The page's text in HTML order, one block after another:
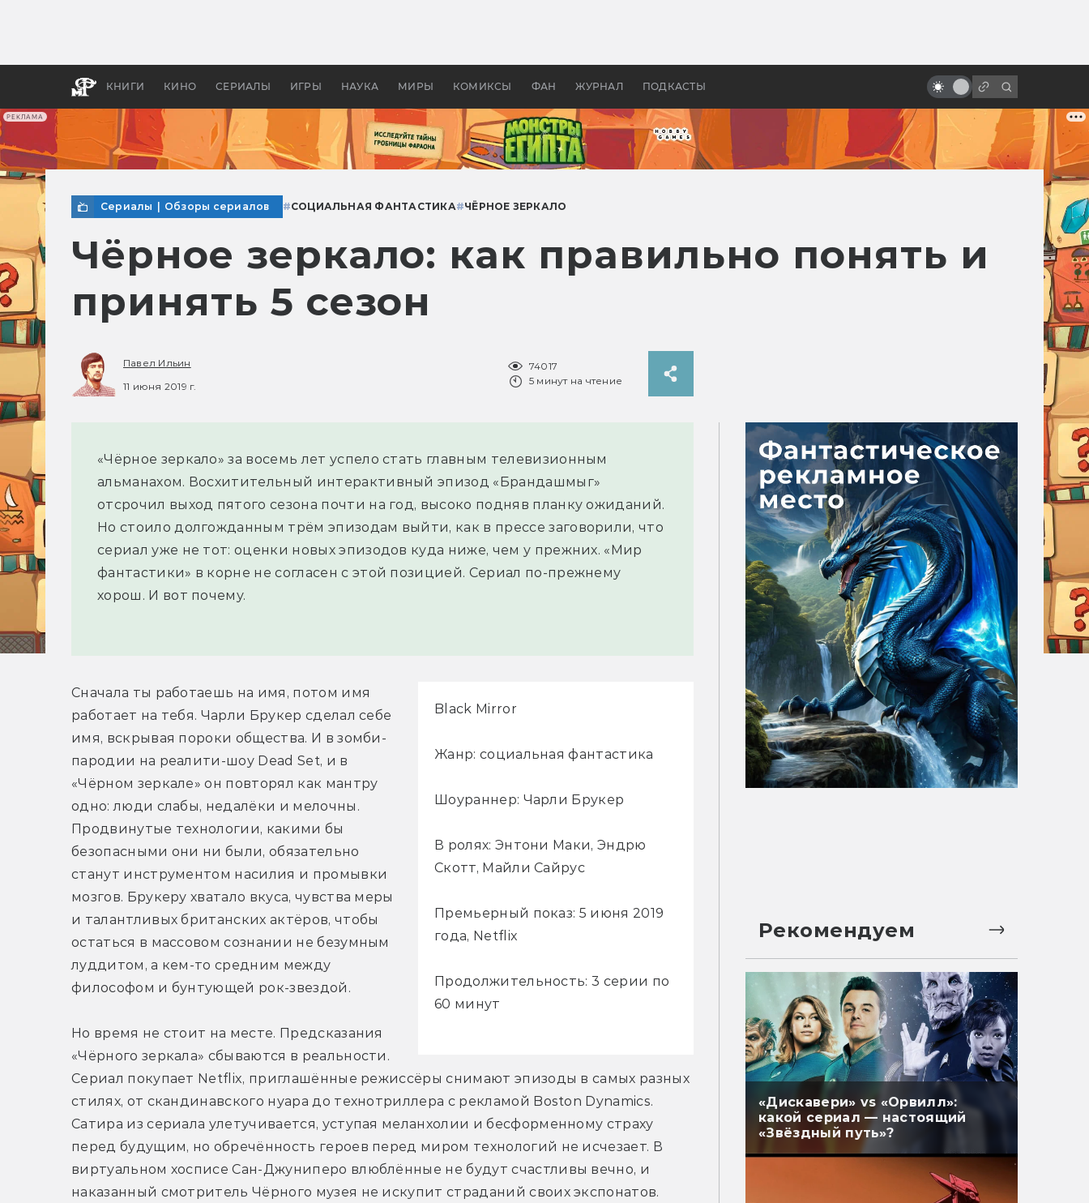
РЕКЛАМА
КНИГИ КИНО СЕРИАЛЫ ИГРЫ НАУКА МИРЫ КОМИКСЫ ФАН ЖУРНАЛ ПОДКАСТЫ
бы «Властелина колец»
Древней Грецией
комедиях
Сериалы Обзоры сериалов #СОЦИАЛЬНАЯ ФАНТАСТИКА#ЧЁРНОЕ ЗЕРКАЛО
Чёрное зеркало: как правильно понять и
принять 5 сезон
Павел Ильин
11 июня 2019 г.
74017
5 минут на чтение
«Чёрное зеркало» за восемь лет успело стать главным телевизионным
альманахом. Восхитительный интерактивный эпизод «Брандашмыг»
отсрочил выход пятого сезона почти на год, высоко подняв планку ожиданий.
Но стоило долгожданным трём эпизодам выйти, как в прессе заговорили, что
сериал уже не тот: оценки новых эпизодов куда ниже, чем у прежних. «Мир
фантастики» в корне не согласен с этой позицией. Сериал по-прежнему
хорош. И вот почему.
Black Mirror
Жанр: социальная фантастика
Шоураннер: Чарли Брукер
В ролях: Энтони Маки, Эндрю
Скотт, Майли Сайрус
Премьерный показ: 5 июня 2019
года, Netflix
Продолжительность: 3 серии по
60 минут
Сначала ты работаешь на имя, потом имя
работает на тебя. Чарли Брукер сделал себе
имя, вскрывая пороки общества. И в зомби-
пародии на реалити-шоу Dead Set, и в
«Чёрном зеркале» он повторял как мантру
одно: люди слабы, недалёки и мелочны.
Продвинутые технологии, какими бы
безопасными они ни были, обязательно
станут инструментом насилия и промывки
мозгов. Брукеру хватало вкуса, чувства меры
и талантливых британских актёров, чтобы
остаться в массовом сознании не безумным
луддитом, а кем-то средним между
философом и бунтующей рок-звездой.
Но время не стоит на месте. Предсказания
«Чёрного зеркала» сбываются в реальности.
Сериал покупает Netflix, приглашённые режиссёры снимают эпизоды в самых разных
стилях, от скандинавского нуара до технотриллера с рекламой Boston Dynamics.
Сатира из сериала улетучивается, уступая меланхолии и бесформенному страху
перед будущим, но обречённость героев перед миром технологий не исчезает. В
виртуальном хосписе Сан-Джуниперо влюблённые не будут счастливы вечно, и
наказанный смотритель Чёрного музея не искупит страданий своих экспонатов.
Рекомендуем
«Дискавери» vs «Орвилл»:
какой сериал — настоящий
«Звёздный путь»?